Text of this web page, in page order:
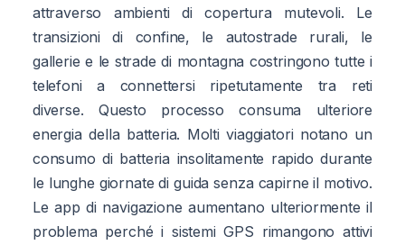
attraverso ambienti di copertura mutevoli. Le
transizioni di confine, le autostrade rurali, le
gallerie e le strade di montagna costringono tutte i
telefoni a connettersi ripetutamente tra reti
diverse. Questo processo consuma ulteriore
energia della batteria. Molti viaggiatori notano un
consumo di batteria insolitamente rapido durante
le lunghe giornate di guida senza capirne il motivo.
Le app di navigazione aumentano ulteriormente il
problema perché i sistemi GPS rimangono attivi